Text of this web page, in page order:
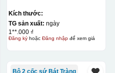
Kích thước:
TG sản xuất: ngày
1**.000 ₫
Đăng kýhoặc Đăng nhậpđể xem giá
Bộ 2 cốc sứ Bát Tràng